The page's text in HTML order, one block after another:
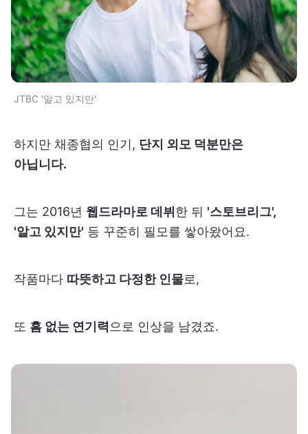
JTBC '알고 있지만'
하지만 채종협의 인기, 단지 외모 덕분만은
아닙니다.
그는 2016년 웹드라마로 데뷔 한 뒤 '스토브리그',
'알고 있지만' 등 꾸준히 필모를 쌓아왔어요.
작품마다 따뜻하고 다정한 인물로,
또 흠 없는 연기력 으로 인상을 남겼죠.